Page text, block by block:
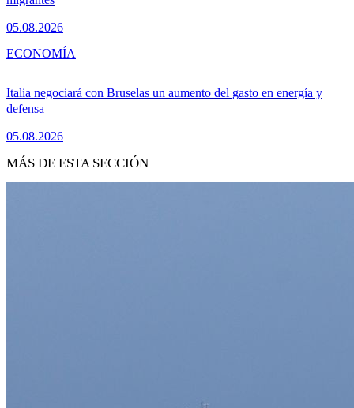
05.08.2026
Italia negociará con Bruselas un aumento del gasto en energía y
defensa
05.08.2026
ECONOMÍA
MÁS DE ESTA SECCIÓN